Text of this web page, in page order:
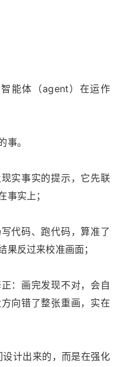
能体（agent）在运作
事。
实事实的提示，它先联
事实上；
代码、跑代码，算准了
果反过来校准画面；
：画完发现不对，会自
向错了整张重画，实在
计出来的，而是在强化